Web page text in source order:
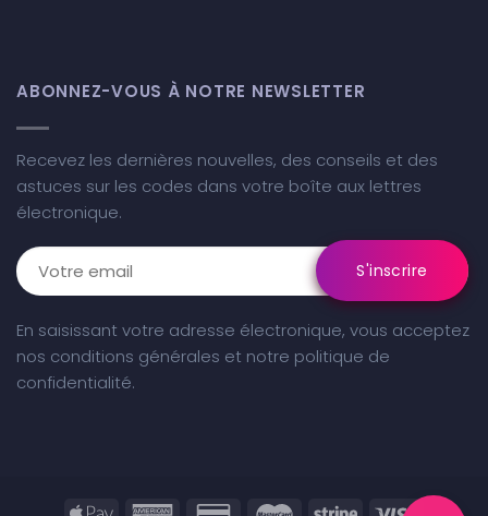
ABONNEZ-VOUS À NOTRE NEWSLETTER
Recevez les dernières nouvelles, des conseils et des
astuces sur les codes dans votre boîte aux lettres
électronique.
En saisissant votre adresse électronique, vous acceptez
nos conditions générales et notre politique de
confidentialité.